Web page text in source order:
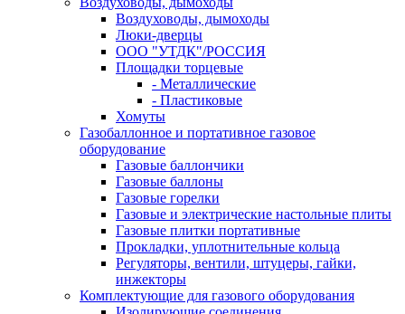
Воздуховоды, дымоходы
Люки-дверцы
ООО "УТДК"/РОССИЯ
Площадки торцевые
- Металлические
- Пластиковые
Хомуты
Газобаллонное и портативное газовое
оборудование
Газовые баллончики
Газовые баллоны
Газовые горелки
Газовые и электрические настольные плиты
Газовые плитки портативные
Прокладки, уплотнительные кольца
Регуляторы, вентили, штуцеры, гайки,
инжекторы
Комплектующие для газового оборудования